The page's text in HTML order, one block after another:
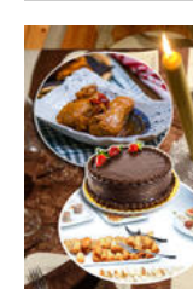
Zdravlje
Hi-Tech
Kultura